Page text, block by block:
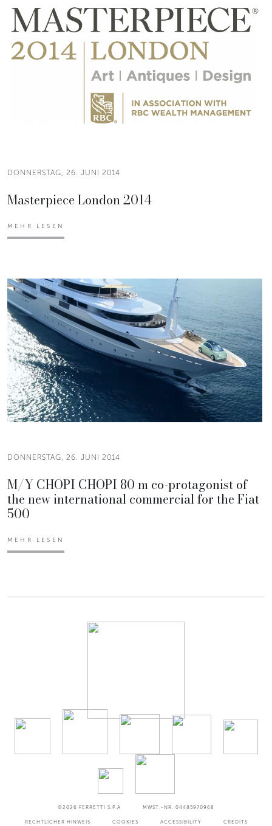
DONNERSTAG, 26. JUNI 2014
Masterpiece London 2014
MEHR LESEN
DONNERSTAG, 26. JUNI 2014
M/Y CHOPI CHOPI 80 m co-protagonist of
the new international commercial for the Fiat
500
MEHR LESEN
©2026 FERRETTI S.P.A MWST.-NR. 04485970968
RECHTLICHER HINWEIS COOKIES ACCESSIBILITY CREDITS